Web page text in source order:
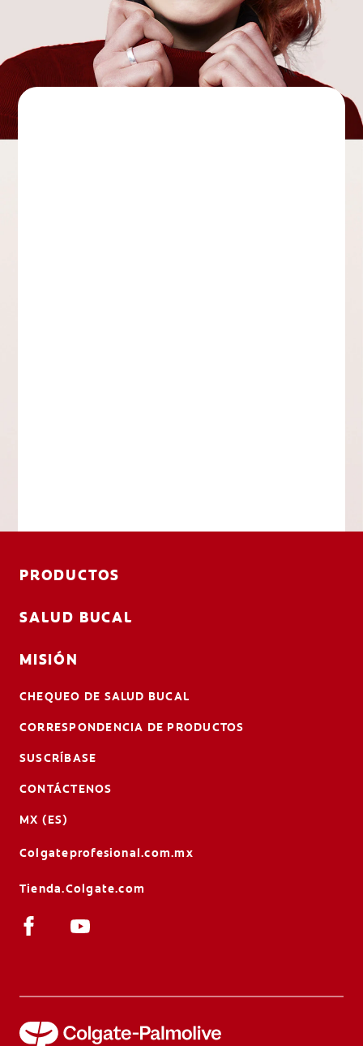
PRODUCTOS
SALUD BUCAL
MISIÓN
CHEQUEO DE SALUD BUCAL
CORRESPONDENCIA DE PRODUCTOS
SUSCRÍBASE
CONTÁCTENOS
MX (ES)
Colgateprofesional.com.mx
Tienda.Colgate.com